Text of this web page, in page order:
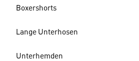
Boxershorts
Lange Unterhosen
Unterhemden